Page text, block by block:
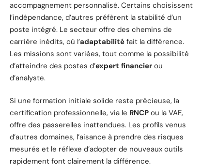
accompagnement personnalisé. Certains choisissent
l’indépendance, d’autres préfèrent la stabilité d’un
poste intégré. Le secteur offre des chemins de
carrière inédits, où l’adaptabilité fait la différence.
Les missions sont variées, tout comme la possibilité
d’atteindre des postes d’expert financier ou
d’analyste.
Si une formation initiale solide reste précieuse, la
certification professionnelle, via le RNCP ou la VAE,
offre des passerelles inattendues. Les profils venus
d’autres domaines, l’aisance à prendre des risques
mesurés et le réflexe d’adopter de nouveaux outils
rapidement font clairement la différence.